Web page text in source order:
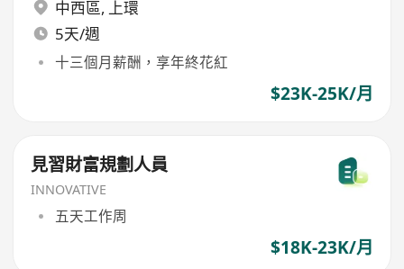
中西區, 上環
5天/週
十三個月薪酬，享年終花紅
$23K-25K/月
見習財富規劃人員
INNOVATIVE
五天工作周
$18K-23K/月